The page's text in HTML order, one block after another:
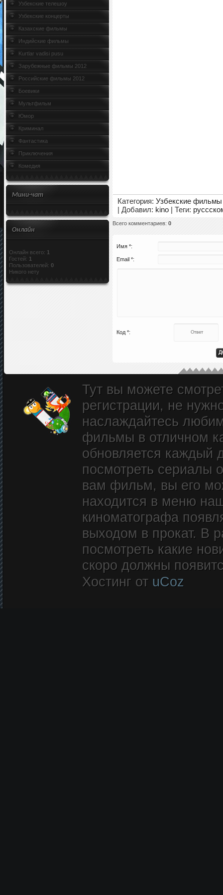
Категория: Узбекские фильмы
Добавил: kino Теги:
Всего комментариев:0
Имя *:
Email *:
Код *:
Узбекские телешоу
Узбекские концерты
Казахские фильмы
Индийские фильмы
Kurtlar vadisi pusu
Зарубежные фильмы 2012
Российские фильмы 2012
Боевики
Мультфильм
Юмор
Криминал
Фантастика
Приключения
Комедия
Мини-чат
Онлайн
Онлайн всего: 1
Гостей: 1
Пользователей: 0
Никого нету
Тут вы можете
регистрации, не
наслаждайтесь
фильмы в отличном
обновляется
посмотреть сериалы
вам фильм, вы его
находится в меню
киноматографа
выходом в прокат. В
посмотреть какие
скоро должны
Хостинг от uCoz